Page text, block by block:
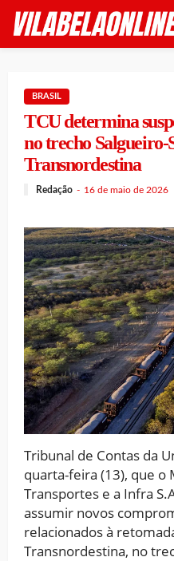
BRASIL
TCU determina
no trecho Salgueiro-
Transnordestina
Redação 16 de maio de 2026
Tribunal de Contas da
quarta-feira (13), que o
Transportes e a Infra
assumir novos
relacionados à
Transnordestina, no